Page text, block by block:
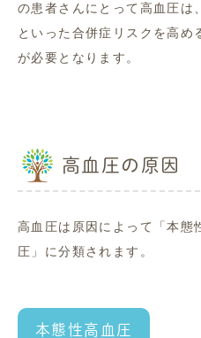
の患者さんにとって高血圧は
といった合併症リスクを高め
が必要となります。
高血圧の原因
高血圧は原因によって「本態
圧」に分類されます。
本態性高血圧